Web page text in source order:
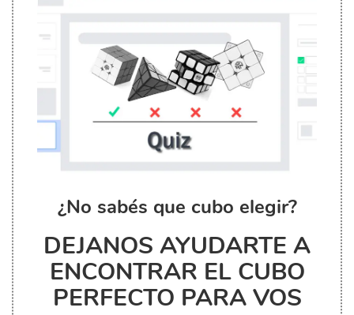
¿No sabés que cubo elegir?
DEJANOS AYUDARTE A
ENCONTRAR EL CUBO
PERFECTO PARA VOS